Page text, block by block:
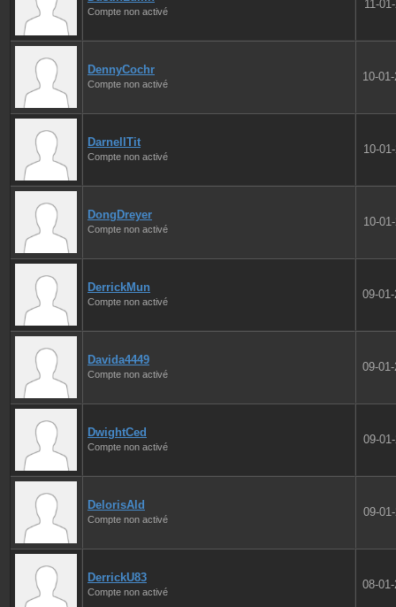
Compte non activé
11-
DennyCochr
Compte non activé
10-
DarnellTit
Compte non activé
10-
DongDreyer
Compte non activé
10-
DerrickMun
Compte non activé
09-
Davida4449
Compte non activé
09-
DwightCed
Compte non activé
09-
DelorisAld
Compte non activé
09-
DerrickU83
Compte non activé
08-